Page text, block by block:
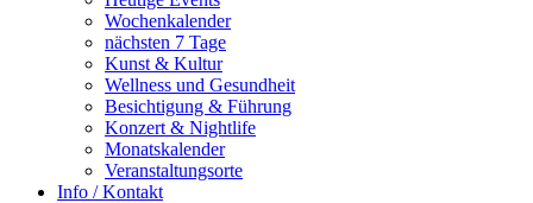
Wochenkalender
nächsten 7 Tage
Kunst & Kultur
Wellness und Gesundheit
Besichtigung & Führung
Konzert & Nightlife
Monatskalender
Veranstaltungsorte
Info / Kontakt